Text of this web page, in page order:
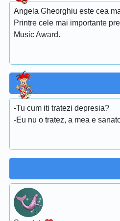
Angela Gheorghiu este cea
Printre cele mai importante
Music Award.
-Tu cum iti tratezi depresia?
-Eu nu o tratez, a mea e